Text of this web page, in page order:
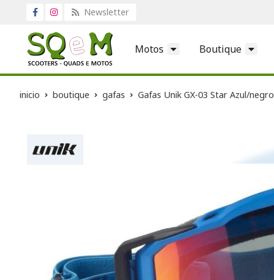
Newsletter
Motos Boutique
inicio boutique gafas Gafas Unik GX-03 Star Azul/negro